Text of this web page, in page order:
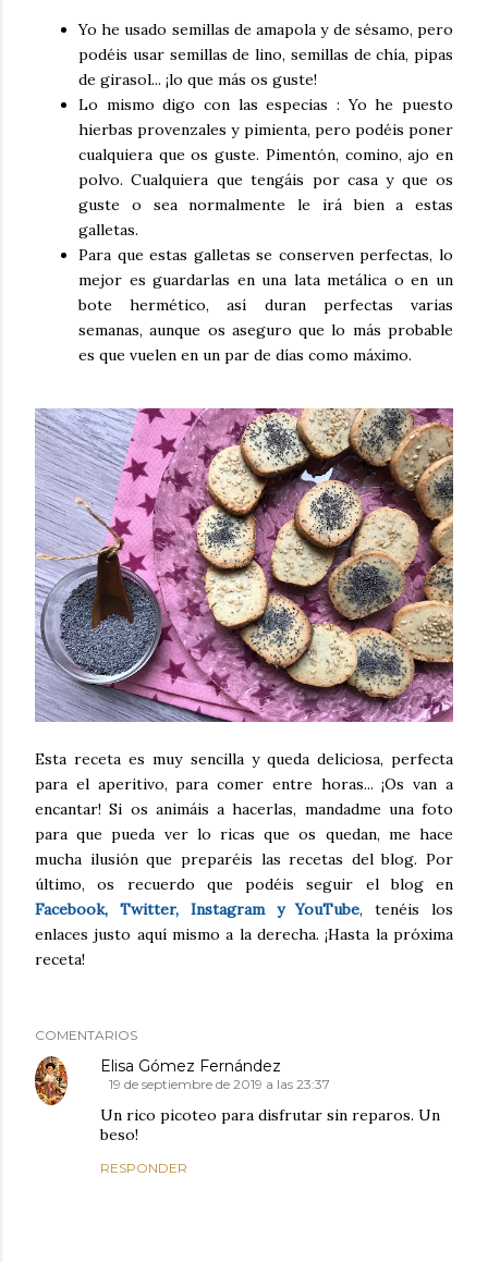
Yo he usado semillas de amapola y de sésamo, pero
podéis usar semillas de lino, semillas de chía, pipas
de girasol... ¡lo que más os guste!
Lo mismo digo con las especias : Yo he puesto
hierbas provenzales y pimienta, pero podéis poner
cualquiera que os guste. Pimentón, comino, ajo en
polvo. Cualquiera que tengáis por casa y que os
guste o sea normalmente le irá bien a estas
galletas.
Para que estas galletas se conserven perfectas, lo
mejor es guardarlas en una lata metálica o en un
bote hermético, así duran perfectas varias
semanas, aunque os aseguro que lo más probable
es que vuelen en un par de días como máximo.
Esta receta es muy sencilla y queda deliciosa, perfecta
para el aperitivo, para comer entre horas... ¡Os van a
encantar! Si os animáis a hacerlas, mandadme una foto
para que pueda ver lo ricas que os quedan, me hace
mucha ilusión que preparéis las recetas del blog. Por
último, os recuerdo que podéis seguir el blog en
Facebook, Twitter, Instagram y YouTube, tenéis los
enlaces justo aquí mismo a la derecha. ¡Hasta la próxima
receta!
COMENTARIOS
Elisa Gómez Fernández
19 de septiembre de 2019 a las 23:37
Un rico picoteo para disfrutar sin reparos. Un
beso!
RESPONDER